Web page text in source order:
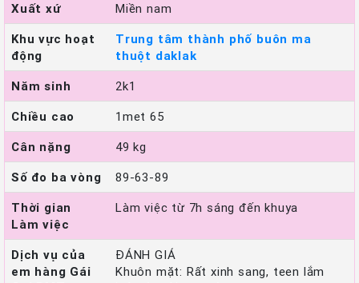
Xuất xứ
Miền nam
Khu vực hoạt
động
Trung tâm thành phố buôn ma
thuột daklak
Năm sinh
2k1
Chiều cao
1met 65
Cân nặng
49 kg
Số đo ba vòng
89-63-89
Thời gian
Làm việc
Làm việc từ 7h sáng đến khuya
Dịch vụ của
em hàng Gái
ĐÁNH GIÁ
Khuôn mặt: Rất xinh sang, teen lắm